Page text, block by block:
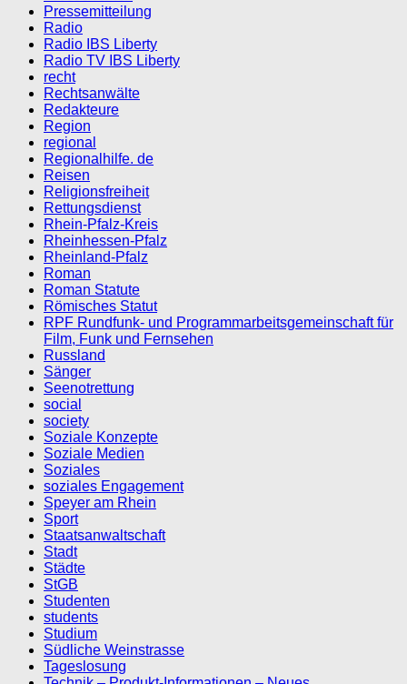
Pressemitteilung
Radio
Radio IBS Liberty
Radio TV IBS Liberty
recht
Rechtsanwälte
Redakteure
Region
regional
Regionalhilfe. de
Reisen
Religionsfreiheit
Rettungsdienst
Rhein-Pfalz-Kreis
Rheinhessen-Pfalz
Rheinland-Pfalz
Roman
Roman Statute
Römisches Statut
RPF Rundfunk- und Programmarbeitsgemeinschaft für
Film, Funk und Fernsehen
Russland
Sänger
Seenotrettung
social
society
Soziale Konzepte
Soziale Medien
Soziales
soziales Engagement
Speyer am Rhein
Sport
Staatsanwaltschaft
Stadt
Städte
StGB
Studenten
students
Studium
Südliche Weinstrasse
Tageslosung